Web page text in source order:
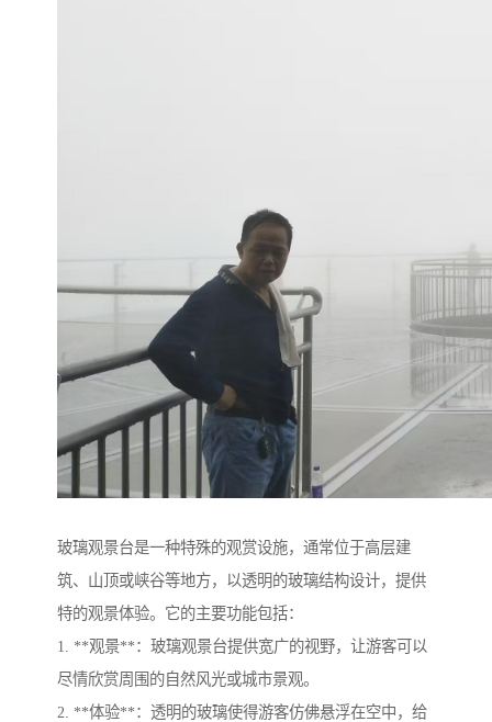
玻璃观景台是一种特殊的观赏设施，通常位于高层建
筑、山顶或峡谷等地方，以透明的玻璃结构设计，提供
特的观景体验。它的主要功能包括：
1. **观景**：玻璃观景台提供宽广的视野，让游客可以
尽情欣赏周围的自然风光或城市景观。
2. **体验**：透明的玻璃使得游客仿佛悬浮在空中，给